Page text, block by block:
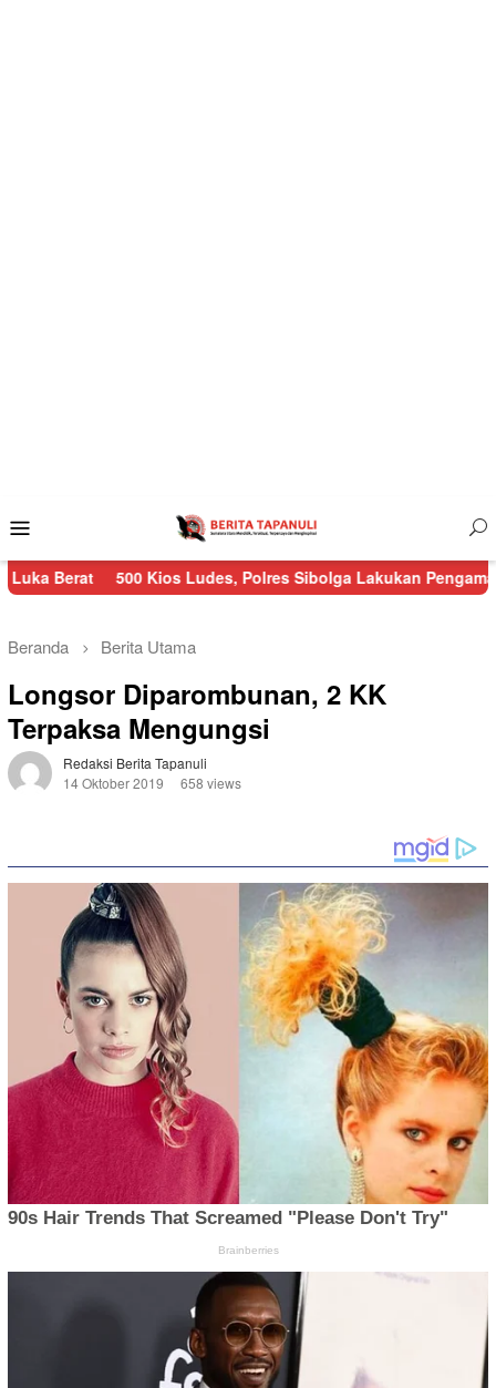
Mobile
500 Kios Ludes, Polres Sibolga Lakukan Pengamanan
Beranda Berita Utama
Longsor Diparombunan, 2 KK
Terpaksa Mengungsi
Redaksi Berita Tapanuli
14 Oktober 2019
658 views